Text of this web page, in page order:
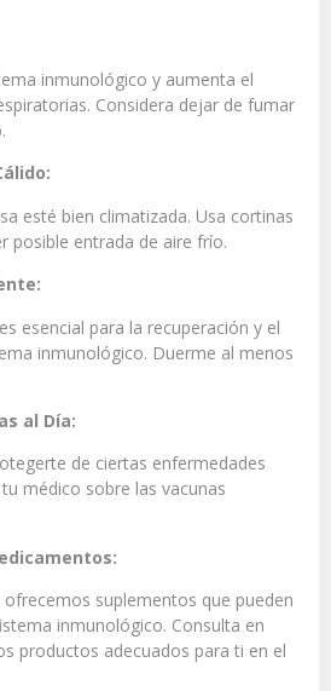
inmunológico y aumenta el
Considera dejar de fumar
esté bien climatizada. Usa cortinas
posible entrada de aire frío.
esencial para la recuperación y el
inmunológico. Duerme al menos
al Día:
de ciertas enfermedades
médico sobre las vacunas
ofrecemos suplementos que pueden
inmunológico. Consulta en
productos adecuados para ti en el